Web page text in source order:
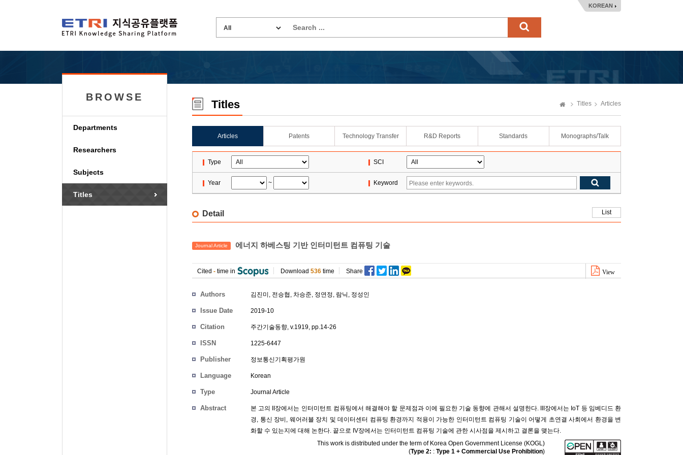
KOREAN
BROWSE
Departments
Researchers
Subjects
Titles
Titles Titles Articles
Articles Patents Technology Transfer R&D Reports Standards Monographs/Talk
Type SCI
Year ~ Keyword
Detail List
Journal Article 에너지 하베스팅 기반 인터미턴트 컴퓨팅 기술
Cited - time in Download 536 time Share View
Authors 김진미 , 전승협 , 차승준, 정연정, 람닉, 정성인
Issue Date 2019-10
Citation 주간기술동향, v.1919, pp.14-26
ISSN 1225-6447
Publisher 정보통신기획평가원
Language Korean
Type Journal Article
Abstract
본 고의 II장에서는 인터미턴트 컴퓨팅에서 해결해야 할 문제점과 이에 필요한 기술 동향에 관해서 설명한다. III장에서는 IoT 등 임베디드 환
경, 통신 장비, 웨어러블 장치 및 데이터센터 컴퓨팅 환경까지 적용이 가능한 인터미턴트 컴퓨팅 기술이 어떻게 초연결 사회에서 환경을 변
화할 수 있는지에 대해 논한다. 끝으로 IV장에서는 인터미턴트 컴퓨팅 기술에 관한 시사점을 제시하고 결론을 맺는다.
This work is distributed under the term of Korea Open Government License (KOGL)
(Type 2: : Type 1 + Commercial Use Prohibition)